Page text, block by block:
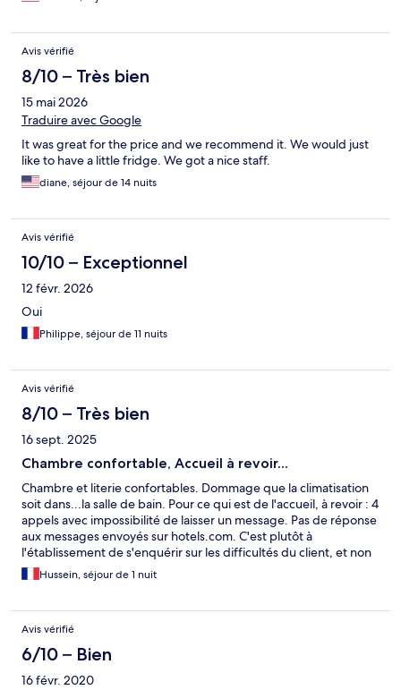
Avis vérifié
8/10 – Très bien
15 mai 2026
Traduire avec Google
It was great for the price and we recommend it. We would just
like to have a little fridge. We got a nice staff.
diane, séjour de 14 nuits
Avis vérifié
10/10 – Exceptionnel
12 févr. 2026
Oui
Philippe, séjour de 11 nuits
Avis vérifié
8/10 – Très bien
16 sept. 2025
Chambre confortable, Accueil à revoir...
Chambre et literie confortables. Dommage que la climatisation
soit dans...la salle de bain. Pour ce qui est de l'accueil, à revoir : 4
appels avec impossibilité de laisser un message. Pas de réponse
aux messages envoyés sur hotels.com. C'est plutôt à
l'établissement de s'enquérir sur les difficultés du client, et non
pas en envoyant automatiquement des Sms indiquant que
l'accueil est fermé...
Hussein, séjour de 1 nuit
Avis vérifié
6/10 – Bien
16 févr. 2020